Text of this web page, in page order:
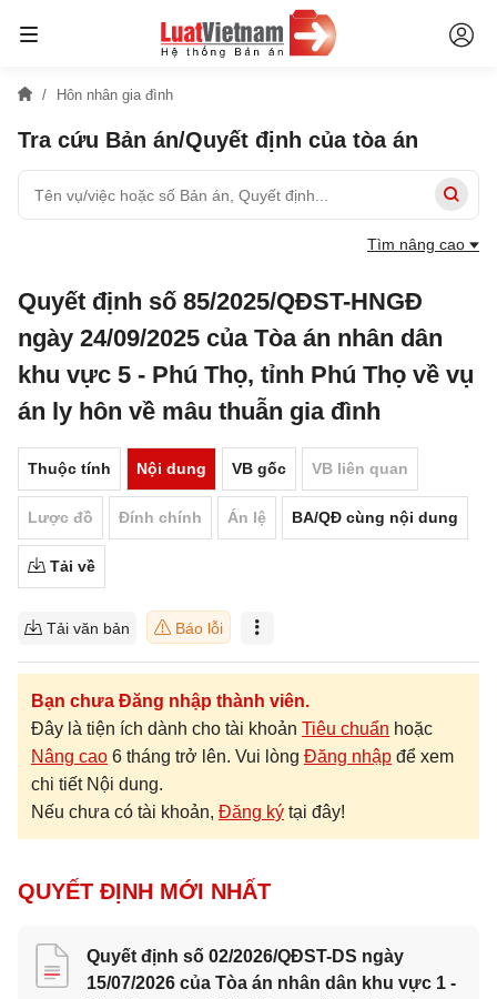
Hôn nhân gia đình
Tra cứu Bản án/Quyết định của tòa án
Tìm nâng cao
Quyết định số 85/2025/QĐST-HNGĐ
ngày 24/09/2025 của Tòa án nhân dân
khu vực 5 - Phú Thọ, tỉnh Phú Thọ về vụ
án ly hôn về mâu thuẫn gia đình
Thuộc tính Nội dung VB gốc VB liên quan
Lược đồ Đính chính Án lệ BA/QĐ cùng nội dung
Tải về
Tải văn bản Báo lỗi
Bạn chưa Đăng nhập thành viên.
Đây là tiện ích dành cho tài khoản Tiêu chuẩn hoặc
Nâng cao 6 tháng trở lên. Vui lòng Đăng nhập để xem
chi tiết Nội dung.
Nếu chưa có tài khoản, Đăng ký tại đây!
QUYẾT ĐỊNH MỚI NHẤT
Quyết định số 02/2026/QĐST-DS ngày
15/07/2026 của Tòa án nhân dân khu vực 1 -